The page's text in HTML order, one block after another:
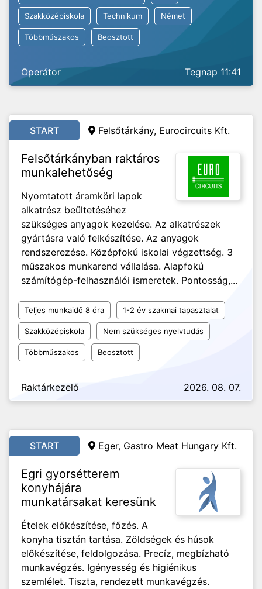
Szakközépiskola Technikum Német
Többműszakos Beosztott
Operátor Tegnap 11:41
START Felsőtárkány, Eurocircuits Kft.
Felsőtárkányban raktáros
munkalehetőség
Nyomtatott áramköri lapok
alkatrész beültetéséhez
szükséges anyagok kezelése. Az alkatrészek
gyártásra való felkészítése. Az anyagok
rendszerezése. Középfokú iskolai végzettség. 3
műszakos munkarend vállalása. Alapfokú
számítógép-felhasználói ismeretek. Pontosság,...
Teljes munkaidő 8 óra 1-2 év szakmai tapasztalat
Szakközépiskola Nem szükséges nyelvtudás
Többműszakos Beosztott
Raktárkezelő 2026. 08. 07.
START Eger, Gastro Meat Hungary Kft.
Egri gyorsétterem
konyhájára
munkatársakat keresünk
Ételek előkészítése, főzés. A
konyha tisztán tartása. Zöldségek és húsok
előkészítése, feldolgozása. Precíz, megbízható
munkavégzés. Igényesség és higiénikus
szemlélet. Tiszta, rendezett munkavégzés.